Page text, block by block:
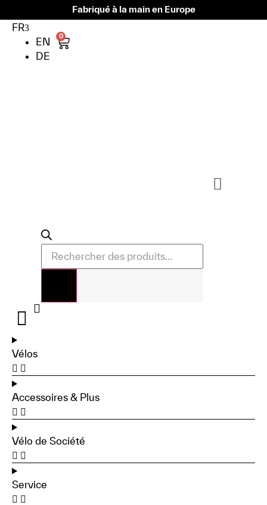
Fabriqué à la main en Europe
FR
EN
DE
0
Vélos
Accessoires & Plus
Vélo de Société
Service